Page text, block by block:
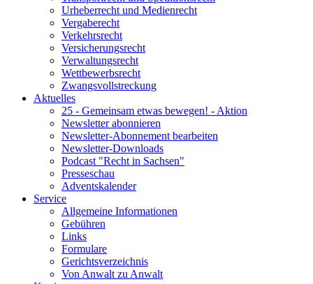
Urheberrecht und Medienrecht
Vergaberecht
Verkehrsrecht
Versicherungsrecht
Verwaltungsrecht
Wettbewerbsrecht
Zwangsvollstreckung
Aktuelles
25 - Gemeinsam etwas bewegen! - Aktion
Newsletter abonnieren
Newsletter-Abonnement bearbeiten
Newsletter-Downloads
Podcast "Recht in Sachsen"
Presseschau
Adventskalender
Service
Allgemeine Informationen
Gebühren
Links
Formulare
Gerichtsverzeichnis
Von Anwalt zu Anwalt